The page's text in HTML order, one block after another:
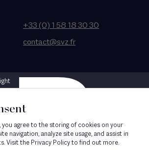
+33 (0) 1 58 18 30 30
contact@svz.fr
Designed by Bonhomme
you agree to the storing of cookies on your
navigation, analyze site usage, and assist in
Visit the Privacy Policy to find out more.